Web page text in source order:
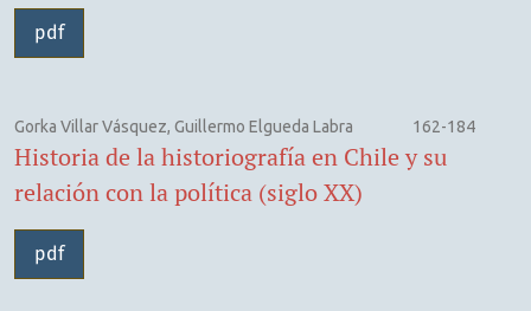
pdf
Gorka Villar Vásquez, Guillermo Elgueda Labra 162-184
Historia de la historiografía en Chile y su
relación con la política (siglo XX)
pdf